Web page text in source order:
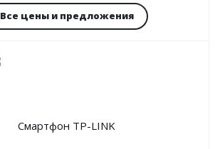
Все цены и предложения